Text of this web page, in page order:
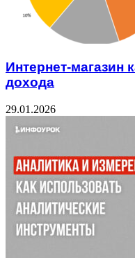
Интернет-магазин
дохода
29.01.2026